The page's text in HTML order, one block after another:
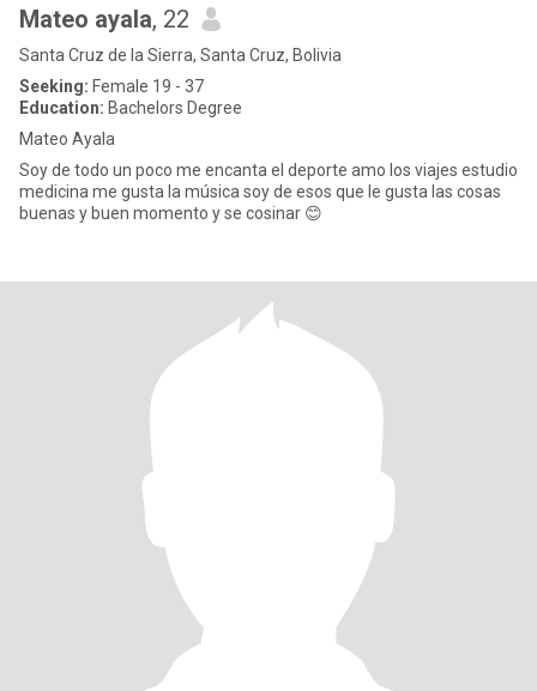
Mateo ayala, 22
Santa Cruz de la Sierra, Santa Cruz, Bolivia
Seeking: Female 19 - 37
Education: Bachelors Degree
Mateo Ayala
Soy de todo un poco me encanta el deporte amo los viajes estudio
medicina me gusta la música soy de esos que le gusta las cosas
buenas y buen momento y se cosinar 😊